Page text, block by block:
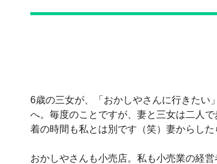
6歳の三女が、「おかしやさんに行きたい
へ。毎度のことですが、妻と三女は二人
着の時間も私とは別です（笑）妻からし
おかしやさんも小売店。私も小売業の経